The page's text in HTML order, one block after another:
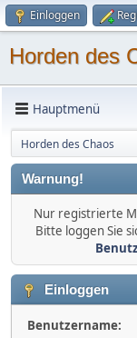
Einloggen
Horden des
Hauptmenü
Horden des Chaos
Warnung!
Nur registrierte
Bitte loggen Sie
Einloggen
Benutzername: